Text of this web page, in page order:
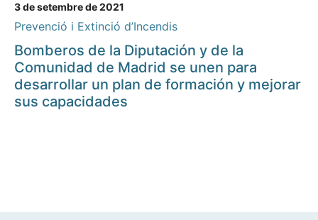
3 de setembre de 2021
Prevenció i Extinció d’Incendis
Bomberos de la Diputación y de la
Comunidad de Madrid se unen para
desarrollar un plan de formación y mejorar
sus capacidades